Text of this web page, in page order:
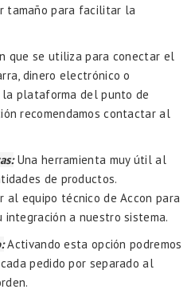
tamaño para facilitar la
que se utiliza para conectar el
dinero electrónico o
plataforma del punto de
recomendamos contactar al
Una herramienta muy útil al
de productos.
al equipo técnico de Accon para
integración a nuestro sistema.
Activando esta opción podremos
pedido por separado al